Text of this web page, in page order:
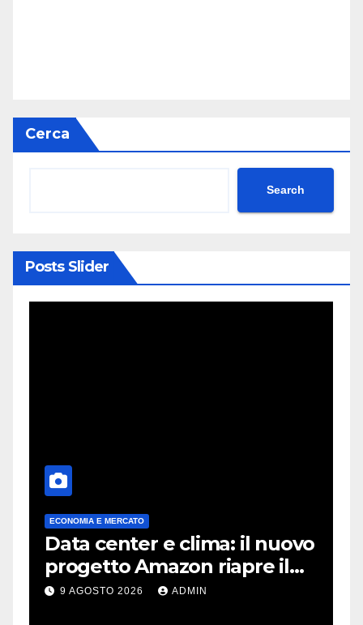
Cerca
Search
Posts Slider
ECONOMIA E MERCATO
Data center e clima: il nuovo
progetto Amazon riapre il
dibattito sulle emissioni
9 AGOSTO 2026 ADMIN